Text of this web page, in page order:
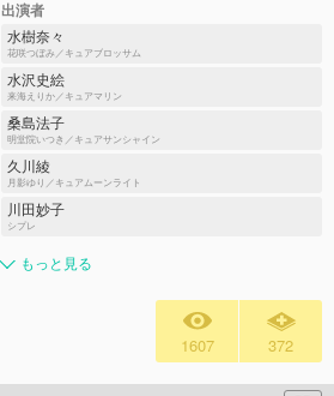
出演者
水樹奈々
花咲つぼみ／キュアブロッサム
水沢史絵
来海えりか／キュアマリン
桑島法子
明堂院いつき／キュアサンシャイン
久川綾
月影ゆり／キュアムーンライト
川田妙子
シプレ
もっと見る
1607 372